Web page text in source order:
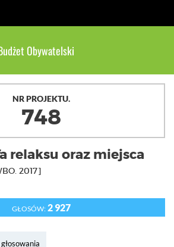
Obywatelski
NR PROJEKTU.
748
relaksu oraz miejsca
2017]
GŁOSÓW:2 927